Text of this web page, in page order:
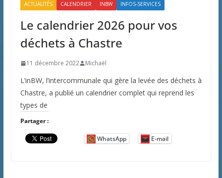
ACTUALITÉS CALENDRIER INBW INFOS-SERVICES
Le calendrier 2026 pour vos
déchets à Chastre
11 décembre 2022 Michaël
L’inBW, l’intercommunale qui gère la levée des déchets à
Chastre, a publié un calendrier complet qui reprend les
types de
Partager :
WhatsApp E-mail